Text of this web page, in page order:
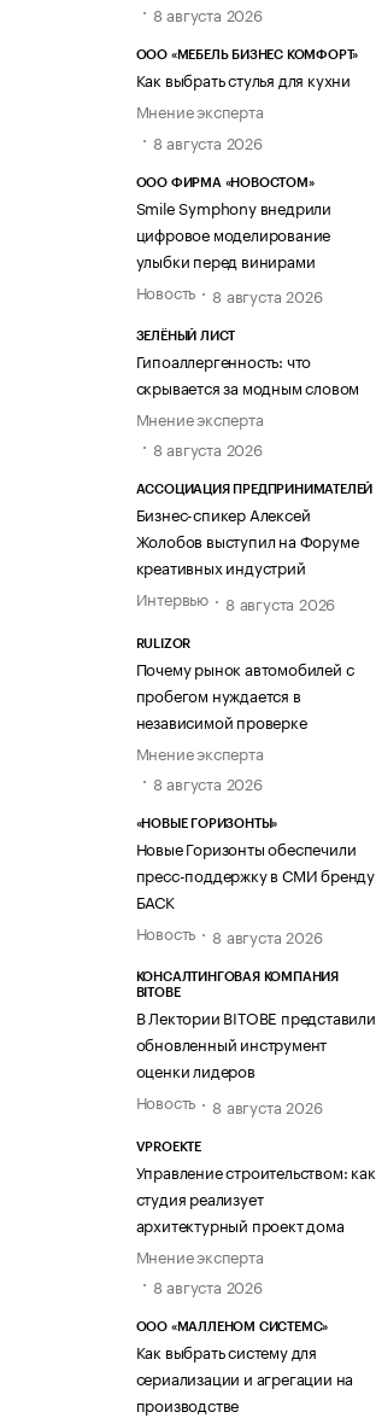
8 августа 2026
ООО «МЕБЕЛЬ БИЗНЕС КОМФОРТ»
Как выбрать стулья для кухни
Мнение эксперта
8 августа 2026
ООО ФИРМА «НОВОСТОМ»
Smile Symphony внедрили
цифровое моделирование
улыбки перед винирами
Новость
8 августа 2026
ЗЕЛЁНЫЙ ЛИСТ
Гипоаллергенность: что
скрывается за модным словом
Мнение эксперта
8 августа 2026
АССОЦИАЦИЯ ПРЕДПРИНИМАТЕЛЕЙ
Бизнес-спикер Алексей
Жолобов выступил на Форуме
креативных индустрий
Интервью
8 августа 2026
RULIZOR
Почему рынок автомобилей с
пробегом нуждается в
независимой проверке
Мнение эксперта
8 августа 2026
«НОВЫЕ ГОРИЗОНТЫ»
Новые Горизонты обеспечили
пресс-поддержку в СМИ бренду
БАСК
Новость
8 августа 2026
КОНСАЛТИНГОВАЯ КОМПАНИЯ
BITOBE
В Лектории BITOBE представили
обновленный инструмент
оценки лидеров
Новость
8 августа 2026
VPROEKTE
Управление строительством: как
студия реализует
архитектурный проект дома
Мнение эксперта
8 августа 2026
ООО «МАЛЛЕНОМ СИСТЕМС»
Как выбрать систему для
сериализации и агрегации на
производстве